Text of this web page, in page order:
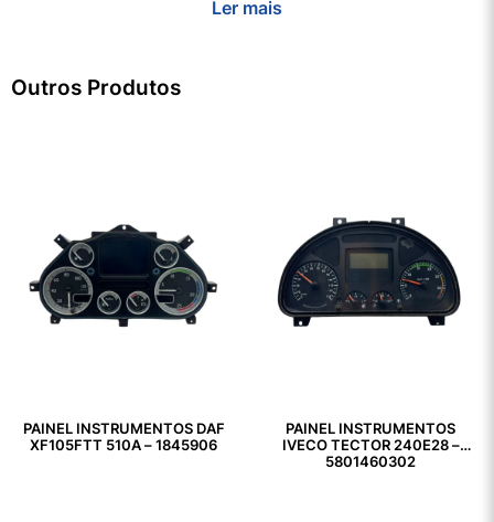
Ler mais
Outros Produtos
PAINEL INSTRUMENTOS DAF
XF105FTT 510A – 1845906
PAINEL INSTRUMENTOS
IVECO TECTOR 240E28 –
5801460302